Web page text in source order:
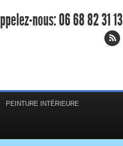
nous:06 68 82 31 13
PEINTURE INTÉRIEURE